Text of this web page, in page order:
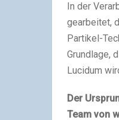
In der
gearbeitet,
Partikel-
Grundlage,
Lucidum
Der
Team von